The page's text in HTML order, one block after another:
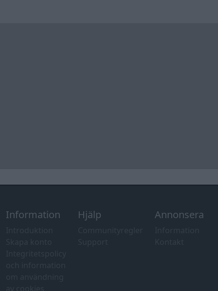
Information Hjälp Annonsera